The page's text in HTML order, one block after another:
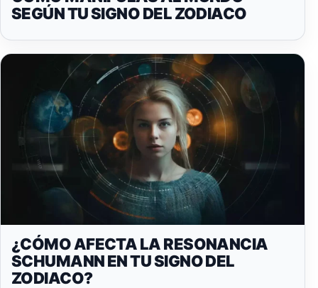
SEGÚN TU SIGNO DEL ZODIACO
¿CÓMO AFECTA LA RESONANCIA
SCHUMANN EN TU SIGNO DEL
ZODIACO?